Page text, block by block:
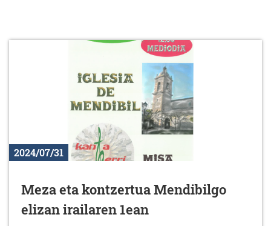
2024/07/31
Meza eta kontzertua Mendibilgo
elizan irailaren 1ean